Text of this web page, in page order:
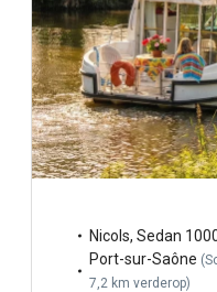
Nicols, Sedan
Port-sur-Saône (
7,2 km verderop)